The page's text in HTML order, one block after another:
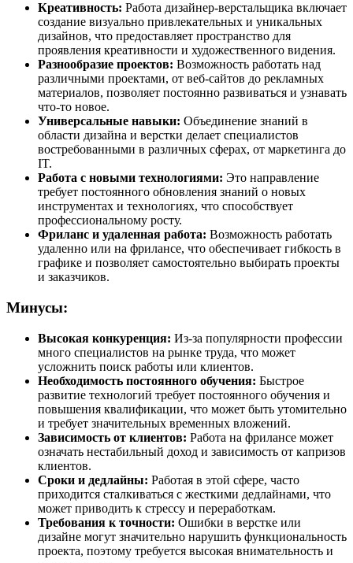
Креативность: Работа дизайнер-верстальщика включает
создание визуально привлекательных и уникальных
дизайнов, что предоставляет пространство для
проявления креативности и художественного видения.
Разнообразие проектов: Возможность работать над
различными проектами, от веб-сайтов до рекламных
материалов, позволяет постоянно развиваться и узнавать
что-то новое.
Универсальные навыки: Объединение знаний в
области дизайна и верстки делает специалистов
востребованными в различных сферах, от маркетинга до
IT.
Работа с новыми технологиями: Это направление
требует постоянного обновления знаний о новых
инструментах и технологиях, что способствует
профессиональному росту.
Фриланс и удаленная работа: Возможность работать
удаленно или на фрилансе, что обеспечивает гибкость в
графике и позволяет самостоятельно выбирать проекты
и заказчиков.
Минусы:
Высокая конкуренция: Из-за популярности профессии
много специалистов на рынке труда, что может
усложнить поиск работы или клиентов.
Необходимость постоянного обучения: Быстрое
развитие технологий требует постоянного обучения и
повышения квалификации, что может быть утомительно
и требует значительных временных вложений.
Зависимость от клиентов: Работа на фрилансе может
означать нестабильный доход и зависимость от капризов
клиентов.
Сроки и дедлайны: Работая в этой сфере, часто
приходится сталкиваться с жесткими дедлайнами, что
может приводить к стрессу и переработкам.
Требования к точности: Ошибки в верстке или
дизайне могут значительно нарушить функциональность
проекта, поэтому требуется высокая внимательность и